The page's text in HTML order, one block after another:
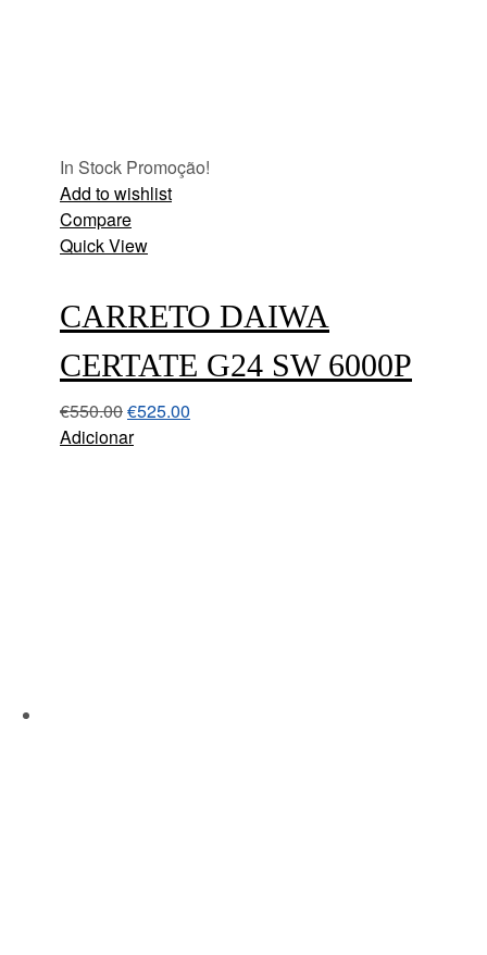
In Stock Promoção!
Add to wishlist
Compare
Quick View
CARRETO DAIWA
CERTATE G24 SW 6000P
€550.00€525.00
Adicionar